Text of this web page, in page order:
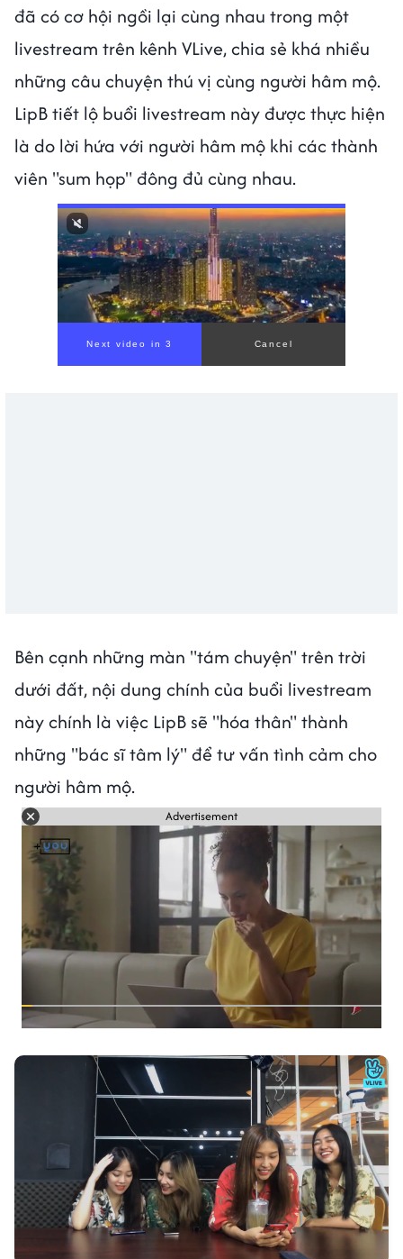
đã có cơ hội ngồi lại cùng nhau trong một
livestream trên kênh VLive, chia sẻ khá nhiều
những câu chuyện thú vị cùng người hâm mộ.
LipB tiết lộ buổi livestream này được thực hiện
là do lời hứa với người hâm mộ khi các thành
viên "sum họp" đông đủ cùng nhau.
Bên cạnh những màn "tám chuyện" trên trời
dưới đất, nội dung chính của buổi livestream
này chính là việc LipB sẽ "hóa thân" thành
những "bác sĩ tâm lý" để tư vấn tình cảm cho
người hâm mộ.
Advertisement